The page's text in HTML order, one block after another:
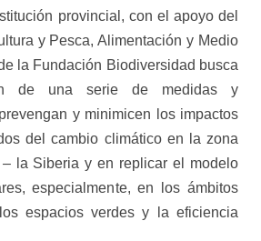
provincial, con el apoyo del
y Pesca, Alimentación y Medio
la Fundación Biodiversidad busca
de una serie de medidas y
y minimicen los impactos
del cambio climático en la zona
la Siberia y en replicar el modelo
especialmente, en los ámbitos
espacios verdes y la eficiencia